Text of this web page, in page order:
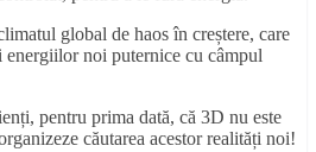
global de haos în creștere, care
energiilor noi puternice cu câmpul
pentru prima dată, că 3D nu este
căutarea acestor realități noi!